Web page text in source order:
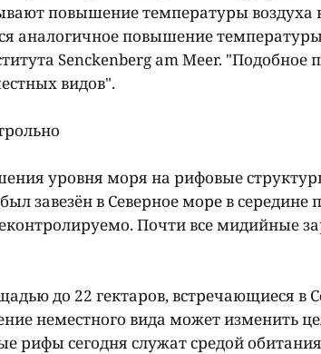
повышение температуры воздуха
аналогичное повышение
Senckenberg am Meer. "Подобное
видов".
уровня моря на рифовые
завезён в Северное море в середине
Почти все мидийные
до 22 гектаров, встречающиеся в
неместного вида может изменить
рифы сегодня служат средой